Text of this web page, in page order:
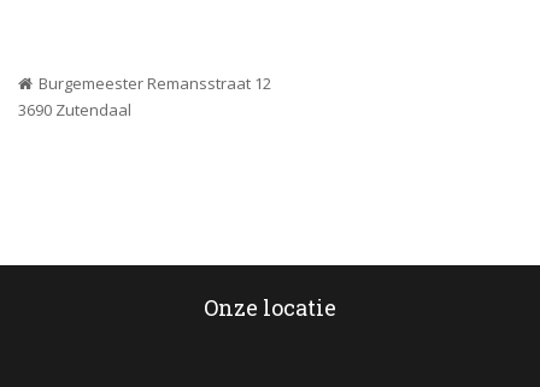
Burgemeester Remansstraat 12
3690 Zutendaal
Onze locatie